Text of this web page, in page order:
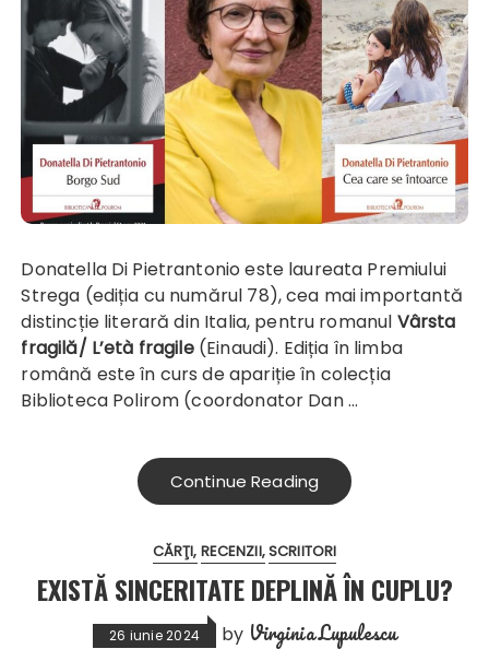
Donatella Di Pietrantonio este laureata Premiului
Strega (ediția cu numărul 78), cea mai importantă
distincție literară din Italia, pentru romanul Vârsta
fragilă/ L’età fragile(Einaudi). Ediția în limba
română este în curs de apariție în colecția
Biblioteca Polirom (coordonator Dan …
Continue Reading
CĂRŢI RECENZII SCRIITORI
EXISTĂ SINCERITATE DEPLINĂ ÎN CUPLU?
26 iunie 2024 by Virginia Lupulescu